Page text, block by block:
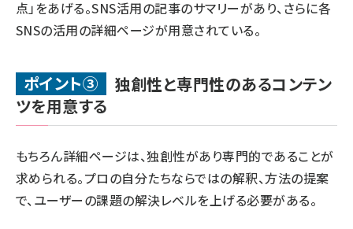
点」をあげる。SNS活用の記事のサマリーがあり、さらに各
SNSの活用の詳細ページが用意されている。
ポイント③
独創性と専門性のあるコンテン
ツを用意する
もちろん詳細ページは、独創性があり専門的であることが
求められる。プロの自分たちならではの解釈、方法の提案
で、ユーザーの課題の解決レベルを上げる必要がある。